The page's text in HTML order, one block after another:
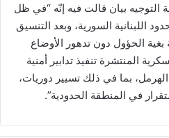
بيان قالت فيه إنّه “في ظل
اللبنانية السورية، وبعد التنسيق
بغية الحؤول دون تدهور الأوضاع
المنتشرة تنفيذ تدابير أمنية
بما في ذلك تسيير دوريات،
في المنطقة الحدودية”.